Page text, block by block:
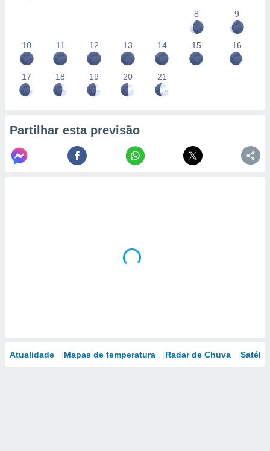
8
9
10 11 12 13 14 15 16
17 18 19 20 21
Partilhar esta previsão
Atualidade Mapas de temperatura Radar de Chuva